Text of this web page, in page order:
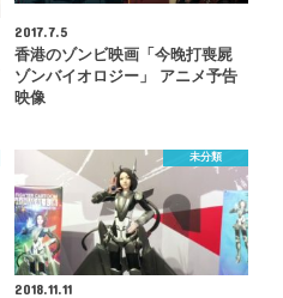
2017.7.5
香港のゾンビ映画「今晚打喪屍
ゾンバイオロジー」 アニメ予告
映像
未分類
2018.11.11